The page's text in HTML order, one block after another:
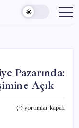
Pazarında:
Açık
HONOR
yorumlar kapalı